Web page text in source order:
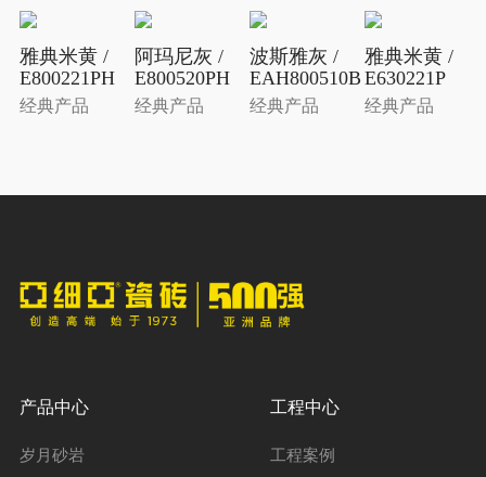
雅典米黄 /
E800221PH
经典产品
阿玛尼灰 /
E800520PH
经典产品
波斯雅灰 /
EAH800510B
经典产品
雅典米黄 /
E630221P
经典产品
产品中心
岁月砂岩
工程中心
工程案例